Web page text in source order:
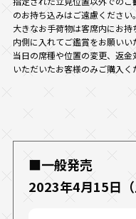
のお持ち込みはご遠慮ください。
大きなお手荷物は客席内にお
内側に入れてご鑑賞をお願いい
当日の席種や位置の変更、返
いただいたお客様のみご購入く
■一般発売
2023年4月15日